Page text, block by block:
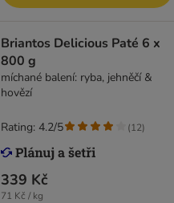
Briantos Delicious Paté 6 x
800 g
míchané balení: ryba, jehněčí &
hovězí
339 Kč
71 Kč / kg
Rating: 4.2/5 (12)